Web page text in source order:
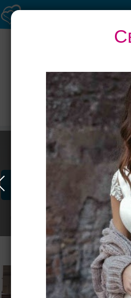
Выбери своё платье
Профессионалы и услуги
Свадьба в Петербурге Свадебные
Для Вас